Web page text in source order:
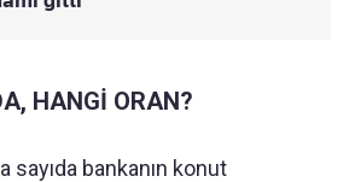
HANGİ ORAN?
sayıda bankanın konut